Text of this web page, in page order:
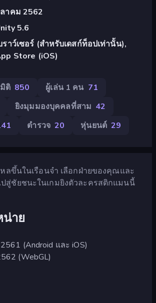
าคม 2562
5.6
ราว์เซอร์ (สำหรับเดสก์ท็อปเท่านั้น),
Store (iOS)
ติ 850 ผู้เล่น 1 คน 71
ยิงมุมมองบุคคลที่สาม 42
ตำรวจ 20 หุ่นยนต์ 29
ลขึ้นในเรือนจำ เลือกฝ่ายของคุณและ
สู่ชัยชนะในเกมยิงตัวละครสติกแมนนี้
น่าย
(Android และ iOS)
(WebGL)